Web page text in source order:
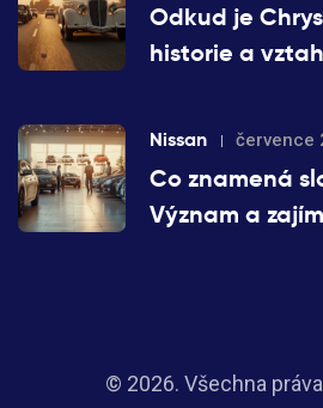
Odkud je
historie a
Nissan července
Co znamená
Význam a
© 2026. Všechna